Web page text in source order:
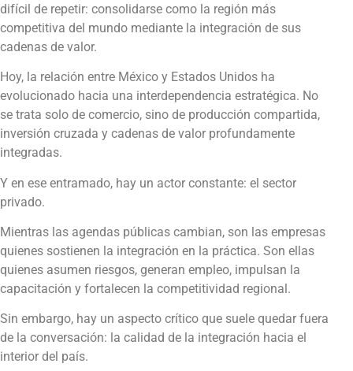
difícil de repetir: consolidarse como la región más
competitiva del mundo mediante la integración de sus
cadenas de valor.
Hoy, la relación entre México y Estados Unidos ha
evolucionado hacia una interdependencia estratégica. No
se trata solo de comercio, sino de producción compartida,
inversión cruzada y cadenas de valor profundamente
integradas.
Y en ese entramado, hay un actor constante: el sector
privado.
Mientras las agendas públicas cambian, son las empresas
quienes sostienen la integración en la práctica. Son ellas
quienes asumen riesgos, generan empleo, impulsan la
capacitación y fortalecen la competitividad regional.
Sin embargo, hay un aspecto crítico que suele quedar fuera
de la conversación: la calidad de la integración hacia el
interior del país.